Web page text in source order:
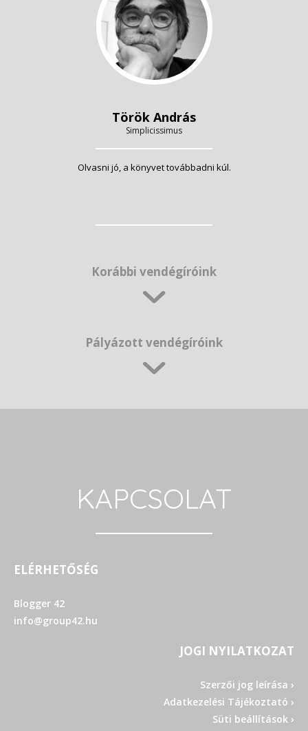
Török András
Simplicissimus
Olvasni jó, a könyvet továbbadni kúl.
Korábbi vendégíróink
Pályázott vendégíróink
KAPCSOLAT
ELÉRHETŐSÉG
Blogger 42
info@group42.hu
JOGI NYILATKOZAT
Szerzői jog leírása ›
Adatkezelési Tájékoztató ›
Süti beállítások ›